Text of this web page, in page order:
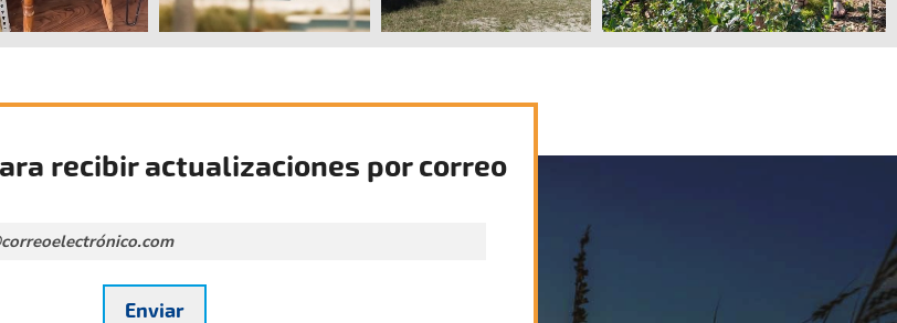
recibir actualizaciones por correo